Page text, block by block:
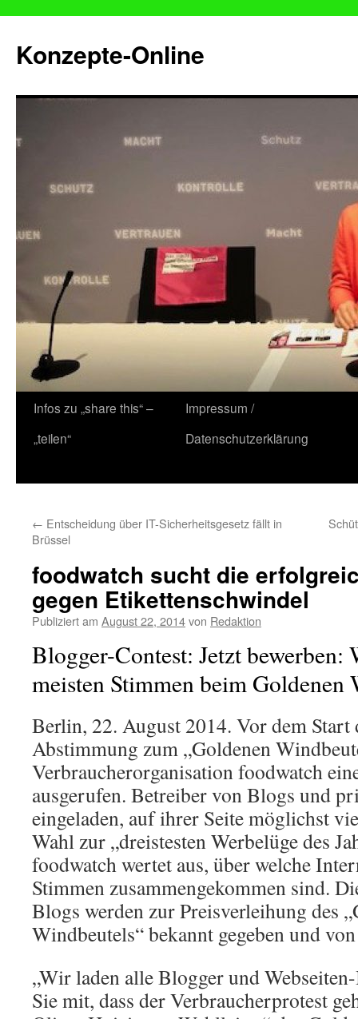
Konzepte-Online
Zum
Inhalt
Infos zu „share this“ –
„teilen“
Impressum /
Datenschutzerklärung
← Entscheidung über IT-Sicherheitsgesetz fällt in
Brüssel
foodwatch sucht die
gegen Etikettenschwindel
Publiziert am August 22, 2014von Redaktion
Blogger-Contest: Jetzt bewerben:
meisten Stimmen beim Goldenen
Berlin, 22. August 2014. Vor dem
Abstimmung zum „Goldenen
Verbraucherorganisation foodwatch
ausgerufen. Betreiber von Blogs und
eingeladen, auf ihrer Seite möglichst
Wahl zur „dreistesten Werbelüge des
foodwatch wertet aus, über welche
Stimmen zusammengekommen sind.
Blogs werden zur Preisverleihung des
Windbeutels“ bekannt gegeben und
„Wir laden alle Blogger und
Sie mit, dass der Verbraucherprotest